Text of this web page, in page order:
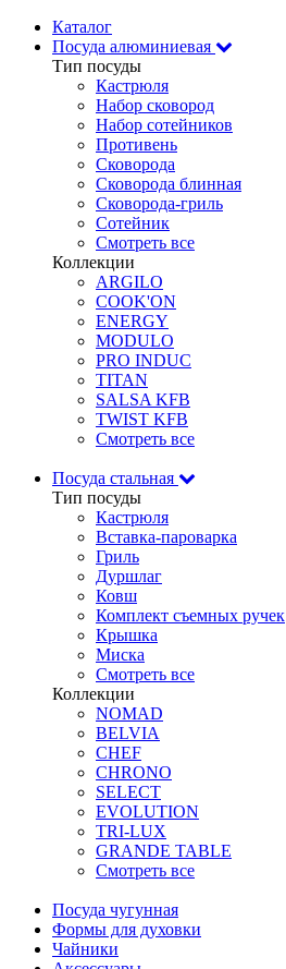
Каталог
Посуда алюминиевая
Тип посуды
Кастрюля
Набор сковород
Набор сотейников
Противень
Сковорода
Сковорода блинная
Сковорода-гриль
Сотейник
Смотреть все
Коллекции
ARGILO
COOK'ON
ENERGY
MODULO
PRO INDUC
TITAN
SALSA KFB
TWIST KFB
Смотреть все
Посуда стальная
Тип посуды
Кастрюля
Вставка-пароварка
Гриль
Дуршлаг
Ковш
Комплект съемных ручек
Крышка
Миска
Смотреть все
Коллекции
NOMAD
BELVIA
CHEF
CHRONO
SELECT
EVOLUTION
TRI-LUX
GRANDE TABLE
Смотреть все
Посуда чугунная
Формы для духовки
Чайники